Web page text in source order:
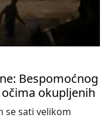
Bespomoćnog
okupljenih
se sati velikom